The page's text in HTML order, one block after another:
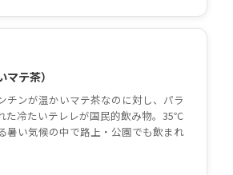
テ茶）
チンが温かいマテ茶なのに対し、パラ
た冷たいテレレが国民的飲み物。35℃
暑い気候の中で路上・公園でも飲まれ